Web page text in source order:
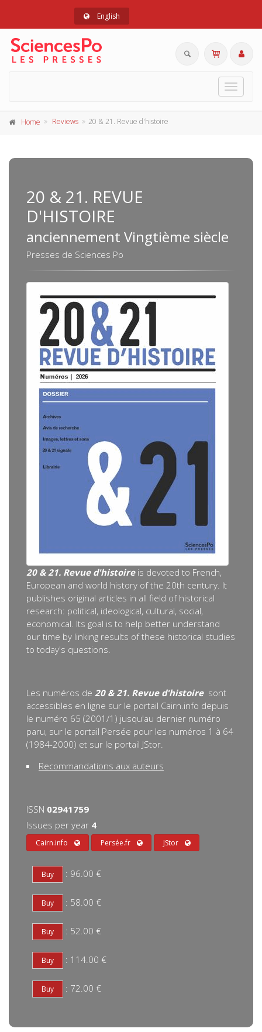
English
Toggle
Home Reviews 20 & 21. Revue d'histoire
20 & 21. REVUE
D'HISTOIRE
anciennement Vingtième siècle
Presses de Sciences Po
20 & 21. Revue d'histoire is devoted to French,
European and world history of the 20th century. It
publishes original articles in all field of historical
research: political, ideological, cultural, social,
economical. Its goal is to help better understand
our time by linking results of these historical studies
to today's questions.
Les numéros de 20 & 21. Revue d'histoire sont
accessibles en ligne sur le portail Cairn.info depuis
le numéro 65 (2001/1) jusqu'au dernier numéro
paru, sur le portail Persée pour les numéros 1 à 64
(1984-2000) et sur le portail JStor.
Recommandations aux auteurs
ISSN 02941759
Issues per year 4
Cairn.info Persée.fr JStor
: 96.00 €
: 58.00 €
: 52.00 €
: 114.00 €
: 72.00 €